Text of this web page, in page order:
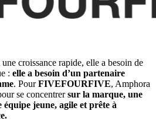
croissance rapide, elle a besoin de
: elle a besoin d’un partenaire
. PourFIVEFOURFIVE, Amphora
se concentrersur la marque, une
jeune, agile et prête à